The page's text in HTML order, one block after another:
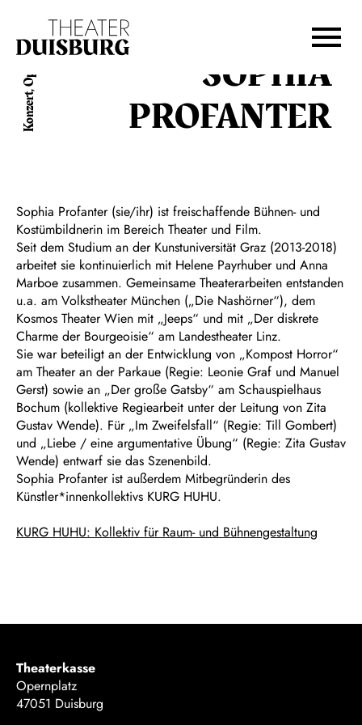
Zur Hauptnavigation springen
Zum Footer springen
Konzert, Oper SOPHIA
PROFANTER
Sophia Profanter (sie/ihr) ist freischaffende Bühnen- und
Kostümbildnerin im Bereich Theater und Film.
Seit dem Studium an der Kunstuniversität Graz (2013-2018)
arbeitet sie kontinuierlich mit Helene Payrhuber und Anna
Marboe zusammen. Gemeinsame Theaterarbeiten entstanden
u.a. am Volkstheater München („Die Nashörner“), dem
Kosmos Theater Wien mit „Jeeps“ und mit „Der diskrete
Charme der Bourgeoisie“ am Landestheater Linz.
Sie war beteiligt an der Entwicklung von „Kompost Horror“
am Theater an der Parkaue (Regie: Leonie Graf und Manuel
Gerst) sowie an „Der große Gatsby“ am Schauspielhaus
Bochum (kollektive Regiearbeit unter der Leitung von Zita
Gustav Wende). Für „Im Zweifelsfall“ (Regie: Till Gombert)
und „Liebe / eine argumentative Übung“ (Regie: Zita Gustav
Wende) entwarf sie das Szenenbild.
Sophia Profanter ist außerdem Mitbegründerin des
Künstler*innenkollektivs KURG HUHU.
KURG HUHU: Kollektiv für Raum- und Bühnengestaltung
Theaterkasse
Opernplatz
47051 Duisburg